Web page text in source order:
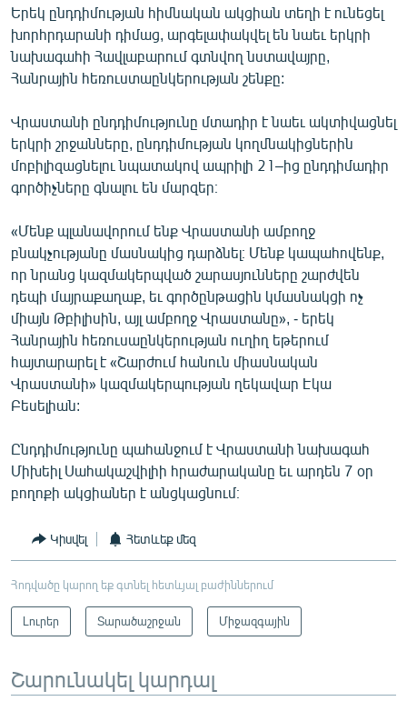
Երեկ ընդդիմության հիմնական ակցիան տեղի է ունեցել
խորհրդարանի դիմաց, արգելափակվել են նաեւ երկրի
նախագահի Հավլաբարում գտնվող նստավայրը,
Հանրային հեռուստաընկերության շենքը:
Վրաստանի ընդդիմությունը մտադիր է նաեւ ակտիվացնել
երկրի շրջանները, ընդդիմության կողմնակիցներին
մոբիլիզացնելու նպատակով ապրիլի 21–ից ընդդիմադիր
գործիչները գնալու են մարզեր։
«Մենք պլանավորում ենք Վրաստանի ամբողջ
բնակչությանը մասնակից դարձնել։ Մենք կապահովենք,
որ նրանց կազմակերպված շարասյունները շարժվեն
դեպի մայրաքաղաք, եւ գործընթացին կմասնակցի ոչ
միայն Թբիլիսին, այլ ամբողջ Վրաստանը», - երեկ
Հանրային հեռուսաընկերության ուղիղ եթերում
հայտարարել է «Շարժում հանուն միասնական
Վրաստանի» կազմակերպության ղեկավար Էկա
Բեսելիան:
Ընդդիմությունը պահանջում է Վրաստանի նախագահ
Միխեիլ Սահակաշվիլիի հրաժարականը եւ արդեն 7 օր
բողոքի ակցիաներ է անցկացնում։
Կիսվել Հետևեք մեզ
Հոդվածը կարող եք գտնել հետևյալ բաժիններում
Լուրեր Տարածաշրջան Միջազգային
Շարունակել կարդալ